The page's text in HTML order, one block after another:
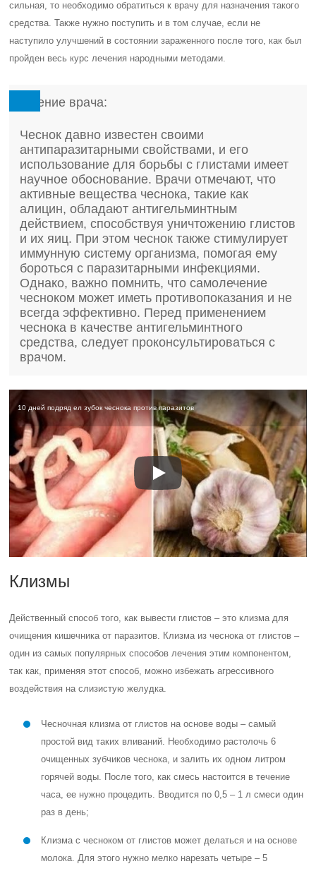
сильная, то необходимо обратиться к врачу для назначения такого
средства. Также нужно поступить и в том случае, если не
наступило улучшений в состоянии зараженного после того, как был
пройден весь курс лечения народными методами.
Мнение врача:
Чеснок давно известен своими
антипаразитарными свойствами, и его
использование для борьбы с глистами имеет
научное обоснование. Врачи отмечают, что
активные вещества чеснока, такие как
алицин, обладают антигельминтным
действием, способствуя уничтожению глистов
и их яиц. При этом чеснок также стимулирует
иммунную систему организма, помогая ему
бороться с паразитарными инфекциями.
Однако, важно помнить, что самолечение
чесноком может иметь противопоказания и не
всегда эффективно. Перед применением
чеснока в качестве антигельминтного
средства, следует проконсультироваться с
врачом.
10 дней подряд ел зубок чеснока против паразитов
Клизмы
Действенный способ того, как вывести глистов – это клизма для
очищения кишечника от паразитов. Клизма из чеснока от глистов –
один из самых популярных способов лечения этим компонентом,
так как, применяя этот способ, можно избежать агрессивного
воздействия на слизистую желудка.
Чесночная клизма от глистов на основе воды – самый
простой вид таких вливаний. Необходимо растолочь 6
очищенных зубчиков чеснока, и залить их одном литром
горячей воды. После того, как смесь настоится в течение
часа, ее нужно процедить. Вводится по 0,5 – 1 л смеси один
раз в день;
Клизма с чесноком от глистов может делаться и на основе
молока. Для этого нужно мелко нарезать четыре – 5